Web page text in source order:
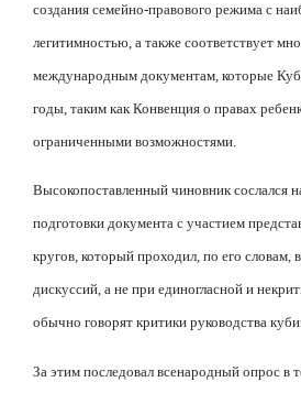
создания семейно-правового режима с
легитимностью, а также соответствует
международным документам, которые
годы, таким как Конвенция о правах
ограниченными возможностями.
Высокопоставленный чиновник сослался
подготовки документа с участием
кругов, который проходил, по его словам,
дискуссий, а не при единогласной и
обычно говорят критики руководства
За этим последовал всенародный опрос в